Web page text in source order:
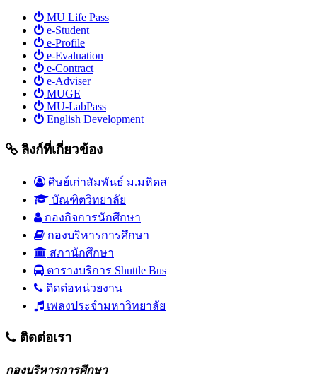
MU Life Pass
e-Student
e-Profile
e-Evaluation
e-Contract
e-Adviser
MUGE
MU-LabPass
English Development
ลิงก์ที่เกี่ยวข้อง
ศิษย์เก่าสัมพันธ์ ม.มหิดล
บัณฑิตวิทยาลัย
กองกิจการนักศึกษา
กองบริหารการศึกษา
สภานักศึกษา
ตารางบริการ Shuttle Bus
ติดต่อหน่วยงาน
เพลงประจำมหาวิทยาลัย
ติดต่อเรา
กองบริหารการศึกษา